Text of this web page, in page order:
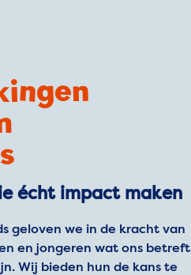
écht impact maken
geloven we in de kracht van
en jongeren wat ons betreft
Wij bieden hun de kans te